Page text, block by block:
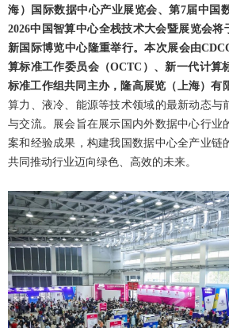
海）国际数据中心产业展览会、第7届中国
2026中国智算中心全栈技术大会暨展览会将
新国际博览中心隆重举行。本次展会由
算标准工作委员会（OCTC）、新一代计算
标准工作组共同主办，隆高展览（上海）有
算力、液冷、能源等技术领域的最新动态与
与交流。展会旨在展示国内外数据中心行业
案和经验成果，构建我国数据中心全产业链
共同推动行业迈向绿色、高效的未来。